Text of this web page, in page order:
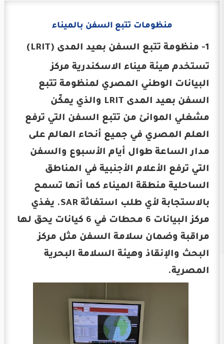
منظومات تتبع السفن بالميناء
1- منظومة تتبع السفن بعيد المدى (LRIT)
تستخدم هيئة ميناء الاسكندرية مركز
البيانات الوطني المصري لمنظومة تتبع
السفن بعيد المدى LRIT والذي يمكّن
مشغلي الموانئ من تتبع السفن التي ترفع
العلم المصري في جميع أنحاء العالم على
مدار الساعة طوال أيام الأسبوع والسفن
التي ترفع الأعلام الأجنبية في المناطق
الساحلية منطقة الميناء كما أنها تسمح
بالاستجابة لأي طلب استغاثة SAR. يغذي
مركز البيانات 6 محطات في 6 كيانات يحق لها
مراقبة وضمان سلامة السفن مثل مركز
البحث والإنقاذ وهيئة السلامة البحرية
المصرية.